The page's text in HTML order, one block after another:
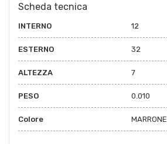
Scheda tecnica
INTERNO 12
ESTERNO 32
ALTEZZA 7
PESO 0.010
Colore MARRONE